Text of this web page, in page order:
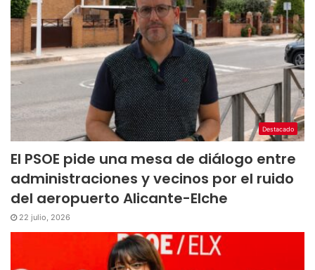
Destacado
El PSOE pide una mesa de diálogo entre
administraciones y vecinos por el ruido
del aeropuerto Alicante-Elche
22 julio, 2026